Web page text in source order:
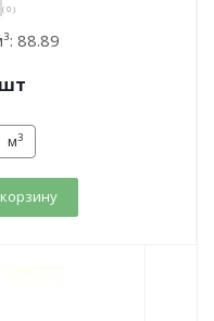
( 0 )
88.89
м3